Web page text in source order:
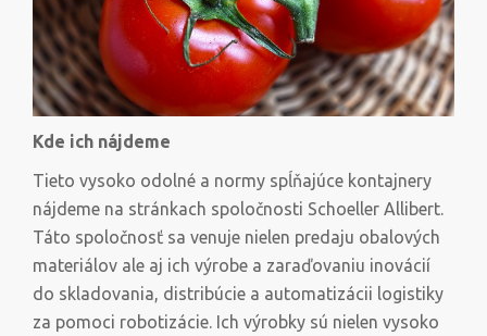
Kde ich nájdeme
Tieto vysoko odolné a normy spĺňajúce kontajnery
nájdeme na stránkach spoločnosti Schoeller Allibert.
Táto spoločnosť sa venuje nielen predaju obalových
materiálov ale aj ich výrobe a zaraďovaniu inovácií
do skladovania, distribúcie a automatizácii logistiky
za pomoci robotizácie. Ich výrobky sú nielen vysoko